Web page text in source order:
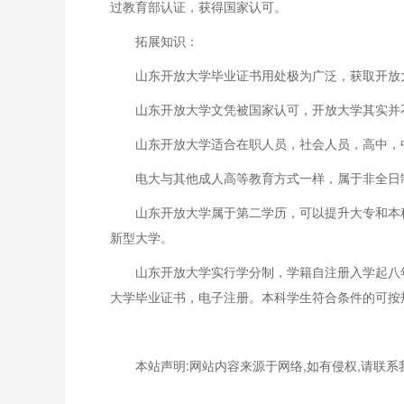
过教育部认证，获得国家认可。
拓展知识：
山东开放大学毕业证书用处极为广泛，获取开
山东开放大学文凭被国家认可，开放大学其实
山东开放大学适合在职人员，社会人员，高中
电大与其他成人高等教育方式一样，属于非全
山东开放大学属于第二学历，可以提升大专和
新型大学。
山东开放大学实行学分制，学籍自注册入学起
大学毕业证书，电子注册。本科学生符合条件的可
本站声明:网站内容来源于网络,如有侵权,请联